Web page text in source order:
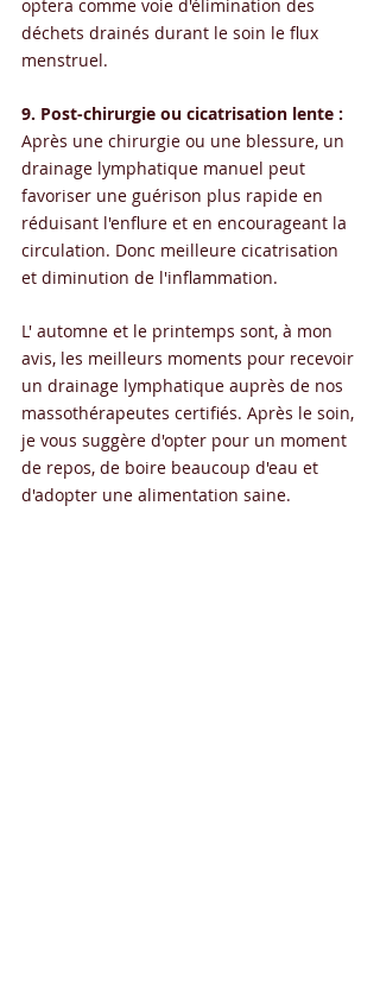
optera comme voie d'élimination des
déchets drainés durant le soin le flux
menstruel.
9. Post-chirurgie ou cicatrisation lente :
Après une chirurgie ou une blessure, un
drainage lymphatique manuel peut
favoriser une guérison plus rapide en
réduisant l'enflure et en encourageant la
circulation. Donc meilleure cicatrisation
et diminution de l'inflammation.
L' automne et le printemps sont, à mon
avis, les meilleurs moments pour recevoir
un drainage lymphatique auprès de nos
massothérapeutes certifiés. Après le soin,
je vous suggère d'opter pour un moment
de repos, de boire beaucoup d'eau et
d'adopter une alimentation saine.